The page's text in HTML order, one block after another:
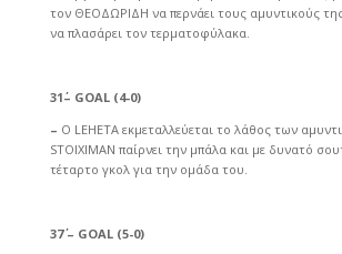
τον ΘΕΟΔΩΡΙΔΗ να περνάει τους αμυντικούς
να πλασάρει τον τερματοφύλακα.
31΄– GOAL (4-0)
– Ο LEHETA εκμεταλλεύεται το λάθος των
STOIXIMAN παίρνει την μπάλα και με δυνατό
τέταρτο γκολ για την ομάδα του.
37΄ – GOAL (5-0)